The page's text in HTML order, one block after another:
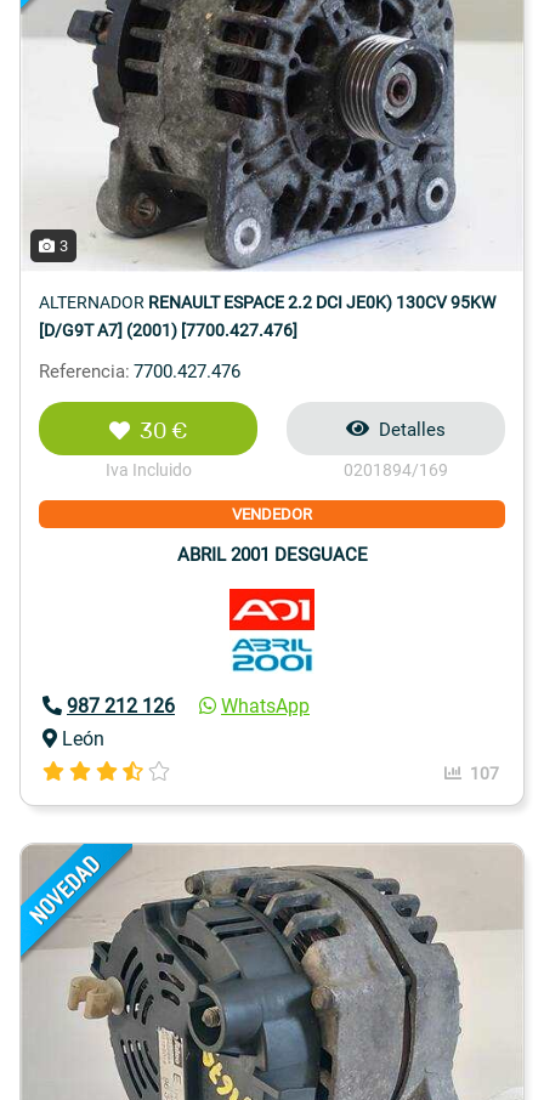
3
ALTERNADOR RENAULT ESPACE 2.2 DCI JE0K) 130CV 95KW
[D/G9T A7] (2001) [7700.427.476]
Referencia: 7700.427.476
30 €
Iva Incluido
Detalles
0201894/169
VENDEDOR
ABRIL 2001 DESGUACE
987 212 126
WhatsApp
León
107